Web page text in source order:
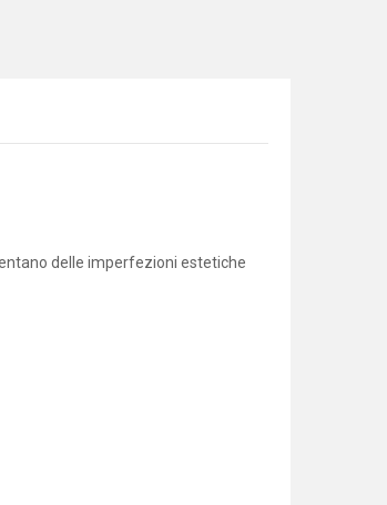
delle imperfezioni estetiche